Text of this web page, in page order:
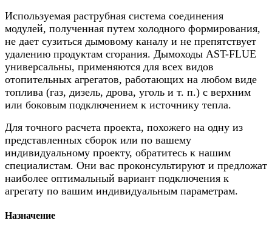
Используемая раструбная система соединения
модулей, полученная путем холодного формирования,
не дает сузиться дымовому каналу и не препятствует
удалению продуктам сгорания. Дымоходы AST-FLUE
универсальны, применяются для всех видов
отопительных агрегатов, работающих на любом виде
топлива (газ, дизель, дрова, уголь и т. п.) с верхним
или боковым подключением к источнику тепла.
Для точного расчета проекта, похожего на одну из
представленных сборок или по вашему
индивидуальному проекту, обратитесь к нашим
специалистам. Они вас проконсультируют и предложат
наиболее оптимальный вариант подключения к
агрегату по вашим индивидуальным параметрам.
Назначение